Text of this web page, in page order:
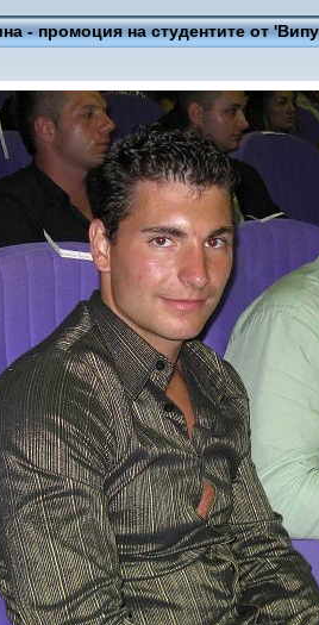
- промоция на студентите от